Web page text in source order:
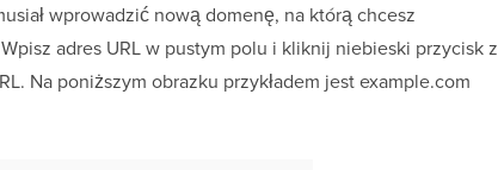
wprowadzić nową domenę, na którą chcesz
adres URL w pustym polu i kliknij niebieski przycisk z
Na poniższym obrazku przykładem jest example.com